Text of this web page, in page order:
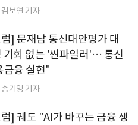
김보연 기자
] 문재남 통신대안평가 대
기회 없는 '씬파일러'… 통신
금융 실현"
송기영 기자
] 궤도 "AI가 바꾸는 금융 생